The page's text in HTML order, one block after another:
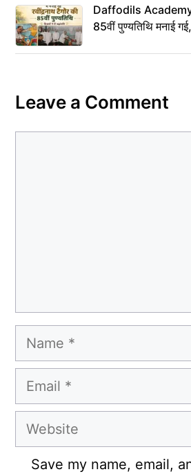
Daffodils Academy
85वीं पुण्यतिथि मनाई
Leave a Comment
Name
Email
Website
Save my name, email,